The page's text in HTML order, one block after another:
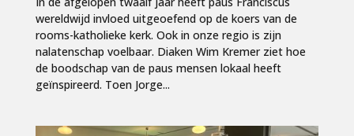
wereldwijd invloed uitgeoefend op de koers van de
rooms-katholieke kerk. Ook in onze regio is zijn
nalatenschap voelbaar. Diaken Wim Kremer ziet hoe
de boodschap van de paus mensen lokaal heeft
geïnspireerd. Toen Jorge...